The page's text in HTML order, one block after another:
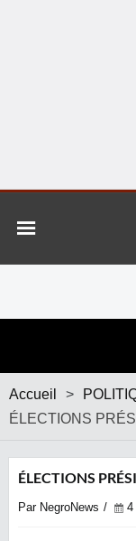
Accueil >
ÉLECTIONS
ÉLECTIONS
Par NegroNews 4